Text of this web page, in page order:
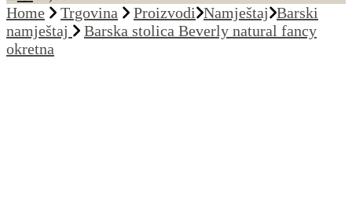
Home
Trgovina Proizvodi Namještaj Barski
namještaj
Barska stolica Beverly natural fancy
okretna